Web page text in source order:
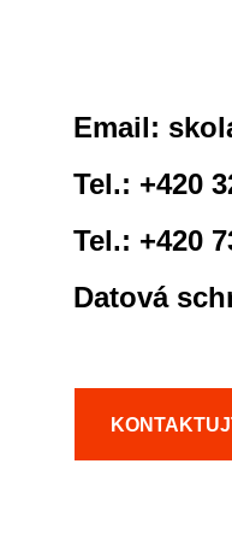
Email:
Tel.: +420
Tel.: +420
Datová